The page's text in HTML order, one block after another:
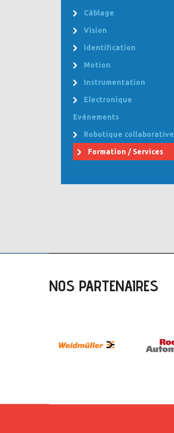
Câblage
Vision
Identification
Motion
Instrumentation
Electronique
Evénements
Robotique collaborative
Formation / Services
NOS PARTENAIRES